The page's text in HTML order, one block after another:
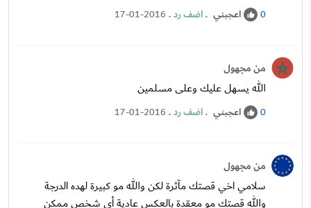
0 اعجبني .اضف رد.
17-01-2016
من مجهول
الله يسهل عليك وعلى مسلمين
0 اعجبني .اضف رد.
17-01-2016
من مجهول
سلامي اخي قصتك مآثرة لكن والله مو كبيرة لهده الدرجة
والله قصتك مو معقدة بالعكس عادية أي شخص ممكن